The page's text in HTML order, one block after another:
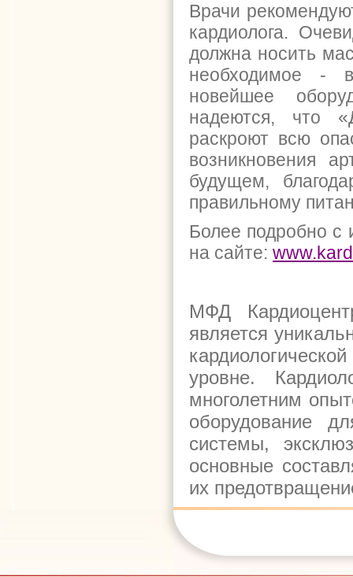
Врачи
кардиолога.
должна носить
необходимое -
новейшее
надеются, что
раскроют всю
возникновения
будущем,
правильному
Более подробно с
на сайте:
МФД
является
уровне.
многолетним
оборудование
системы,
основные
их